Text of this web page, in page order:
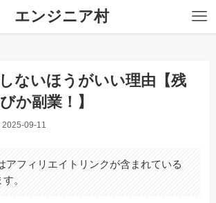
エンジニア村
ないほうがいい理由【残
か副業！】
2025-09-11
アフィリエイトリンクが含まれている
。